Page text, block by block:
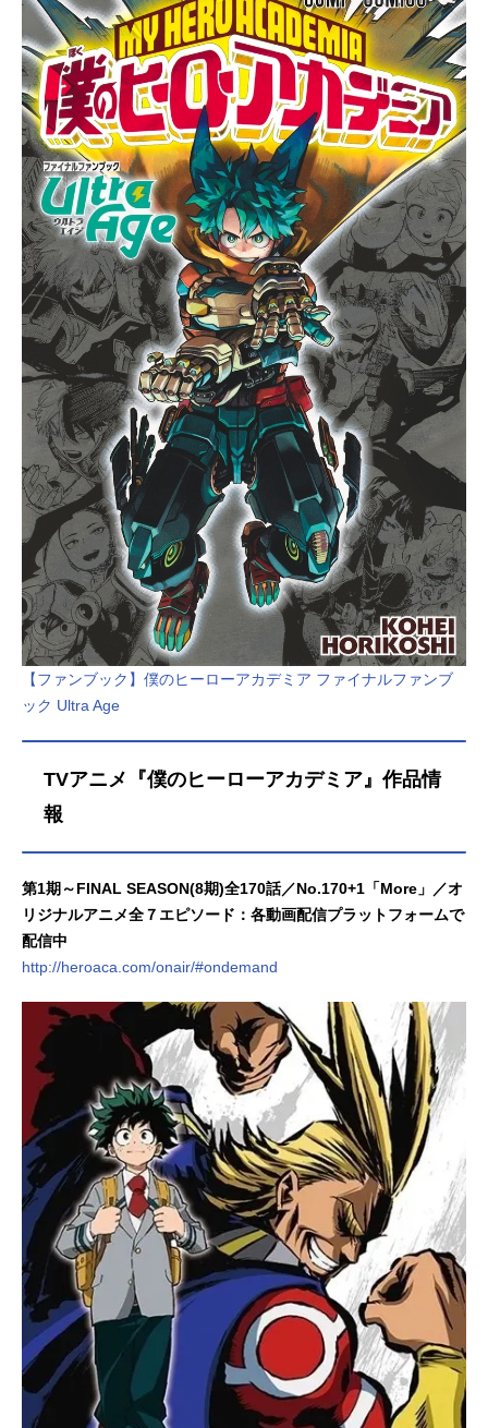
【ファンブック】僕のヒーローアカデミア ファイナルファンブ
ック Ultra Age
TVアニメ『僕のヒーローアカデミア』作品情
報
第1期～FINAL SEASON(8期)全170話／No.170+1「More」／オ
リジナルアニメ全７エピソード：各動画配信プラットフォームで
配信中
http://heroaca.com/onair/#ondemand